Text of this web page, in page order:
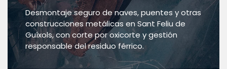
Desmontaje seguro de naves, puentes y otras
construcciones metálicas en Sant Feliu de
Guíxols, con corte por oxicorte y gestión
responsable del residuo férrico.